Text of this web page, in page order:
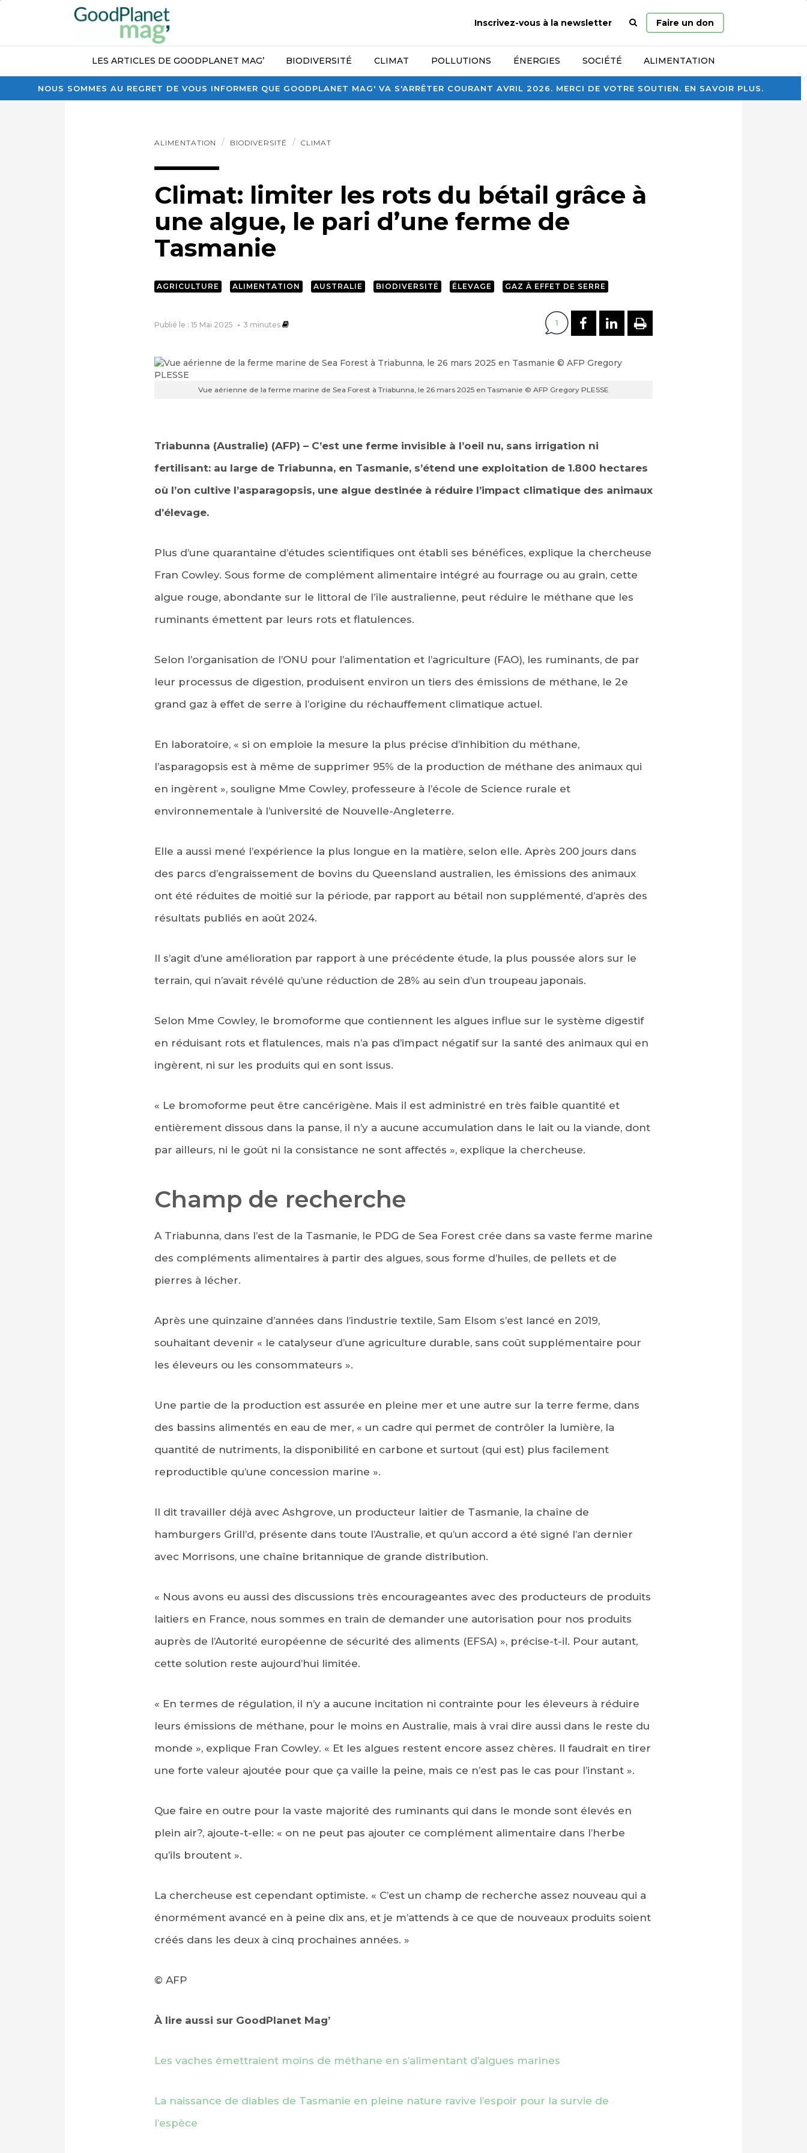
NOUS SOMMES AU REGRET DE VOUS INFORMER QUE GOODPLANET MAG' VA S'ARRÊTER COURANT AVRIL 2026. MERCI DE VOTRE SOUTIEN. EN SAVOIR PLUS.
Inscrivez-vous à la newsletter
Page
d’accueil
Faire un don
LES ARTICLES DE GOODPLANET MAG’ BIODIVERSITÉ CLIMAT POLLUTIONS ÉNERGIES SOCIÉTÉ ALIMENTATION
ALIMENTATION BIODIVERSITÉ CLIMAT
Climat: limiter les rots du bétail grâce à
une algue, le pari d’une ferme de
Tasmanie
AGRICULTURE ALIMENTATION AUSTRALIE BIODIVERSITÉ ÉLEVAGE GAZ À EFFET DE SERRE
Publié le : 15 Mai 2025 3 minutes 1 PARTAGER SUR FACEBOOK
PARTAGER SUR
IMPRIMER
Vue aérienne de la ferme marine de Sea Forest à Triabunna, le 26 mars 2025 en Tasmanie © AFP Gregory PLESSE
Triabunna (Australie) (AFP) – C’est une ferme invisible à l’oeil nu, sans irrigation ni
fertilisant: au large de Triabunna, en Tasmanie, s’étend une exploitation de 1.800 hectares
où l’on cultive l’asparagopsis, une algue destinée à réduire l’impact climatique des animaux
d’élevage.
Plus d’une quarantaine d’études scientifiques ont établi ses bénéfices, explique la chercheuse
Fran Cowley. Sous forme de complément alimentaire intégré au fourrage ou au grain, cette
algue rouge, abondante sur le littoral de l’île australienne, peut réduire le méthane que les
ruminants émettent par leurs rots et flatulences.
Selon l’organisation de l’ONU pour l’alimentation et l’agriculture (FAO), les ruminants, de par
leur processus de digestion, produisent environ un tiers des émissions de méthane, le 2e
grand gaz à effet de serre à l’origine du réchauffement climatique actuel.
En laboratoire, « si on emploie la mesure la plus précise d’inhibition du méthane,
l’asparagopsis est à même de supprimer 95% de la production de méthane des animaux qui
en ingèrent », souligne Mme Cowley, professeure à l’école de Science rurale et
environnementale à l’université de Nouvelle-Angleterre.
Elle a aussi mené l’expérience la plus longue en la matière, selon elle. Après 200 jours dans
des parcs d’engraissement de bovins du Queensland australien, les émissions des animaux
ont été réduites de moitié sur la période, par rapport au bétail non supplémenté, d’après des
résultats publiés en août 2024.
Il s’agit d’une amélioration par rapport à une précédente étude, la plus poussée alors sur le
terrain, qui n’avait révélé qu’une réduction de 28% au sein d’un troupeau japonais.
Selon Mme Cowley, le bromoforme que contiennent les algues influe sur le système digestif
en réduisant rots et flatulences, mais n’a pas d’impact négatif sur la santé des animaux qui en
ingèrent, ni sur les produits qui en sont issus.
« Le bromoforme peut être cancérigène. Mais il est administré en très faible quantité et
entièrement dissous dans la panse, il n’y a aucune accumulation dans le lait ou la viande, dont
par ailleurs, ni le goût ni la consistance ne sont affectés », explique la chercheuse.
Champ de recherche
A Triabunna, dans l’est de la Tasmanie, le PDG de Sea Forest crée dans sa vaste ferme marine
des compléments alimentaires à partir des algues, sous forme d’huiles, de pellets et de
pierres à lécher.
Après une quinzaine d’années dans l’industrie textile, Sam Elsom s’est lancé en 2019,
souhaitant devenir « le catalyseur d’une agriculture durable, sans coût supplémentaire pour
les éleveurs ou les consommateurs ».
Une partie de la production est assurée en pleine mer et une autre sur la terre ferme, dans
des bassins alimentés en eau de mer, « un cadre qui permet de contrôler la lumière, la
quantité de nutriments, la disponibilité en carbone et surtout (qui est) plus facilement
reproductible qu’une concession marine ».
Il dit travailler déjà avec Ashgrove, un producteur laitier de Tasmanie, la chaîne de
hamburgers Grill’d, présente dans toute l’Australie, et qu’un accord a été signé l’an dernier
avec Morrisons, une chaîne britannique de grande distribution.
« Nous avons eu aussi des discussions très encourageantes avec des producteurs de produits
laitiers en France, nous sommes en train de demander une autorisation pour nos produits
auprès de l’Autorité européenne de sécurité des aliments (EFSA) », précise-t-il. Pour autant,
cette solution reste aujourd’hui limitée.
« En termes de régulation, il n’y a aucune incitation ni contrainte pour les éleveurs à réduire
leurs émissions de méthane, pour le moins en Australie, mais à vrai dire aussi dans le reste du
monde », explique Fran Cowley. « Et les algues restent encore assez chères. Il faudrait en tirer
une forte valeur ajoutée pour que ça vaille la peine, mais ce n’est pas le cas pour l’instant ».
Que faire en outre pour la vaste majorité des ruminants qui dans le monde sont élevés en
plein air?, ajoute-t-elle: « on ne peut pas ajouter ce complément alimentaire dans l’herbe
qu’ils broutent ».
La chercheuse est cependant optimiste. « C’est un champ de recherche assez nouveau qui a
énormément avancé en à peine dix ans, et je m’attends à ce que de nouveaux produits soient
créés dans les deux à cinq prochaines années. »
© AFP
À lire aussi sur GoodPlanet Mag’
Les vaches émettraient moins de méthane en s’alimentant d’algues marines
La naissance de diables de Tasmanie en pleine nature ravive l’espoir pour la survie de
l’espèce